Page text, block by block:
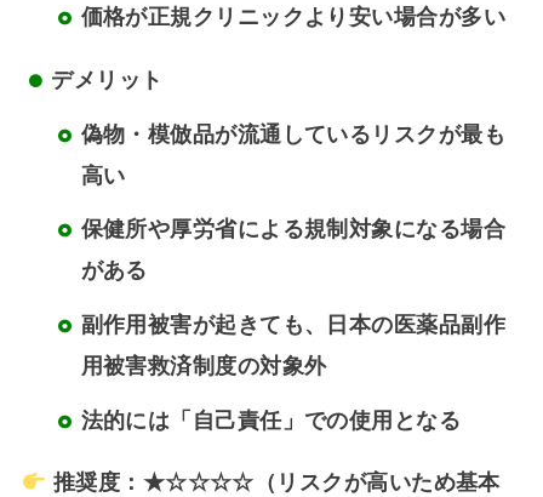
価格が正規クリニックより安い場合が多い
デメリット
偽物・模倣品が流通しているリスクが最も
高い
保健所や厚労省による規制対象になる場合
がある
副作用被害が起きても、日本の 医薬品副作
用被害救済制度の対象外
法的には「自己責任」での使用となる
推奨度：★☆☆☆☆（リスクが高いため基本